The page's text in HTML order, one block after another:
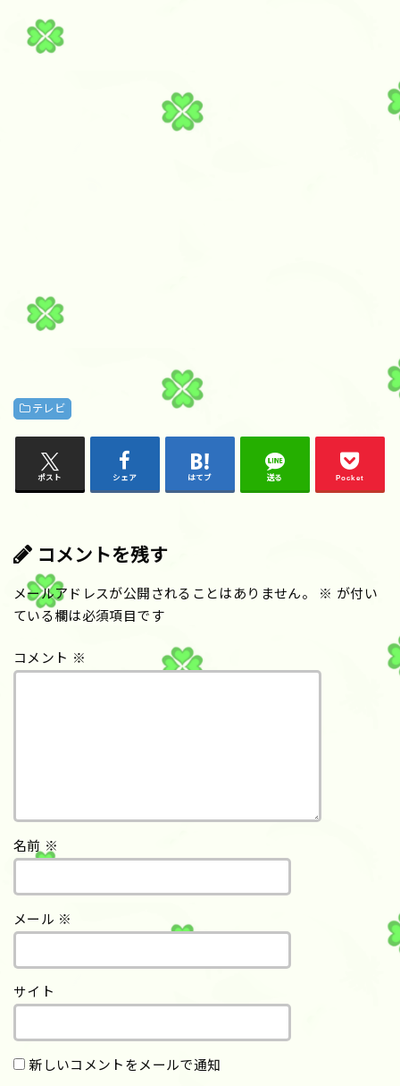
テレビ
ポスト シェア はてブ 送る Pocket
コメントを残す
メールアドレスが公開されることはありません。 ※ が付い
ている欄は必須項目です
コメント ※
名前 ※
メール ※
サイト
新しいコメントをメールで通知